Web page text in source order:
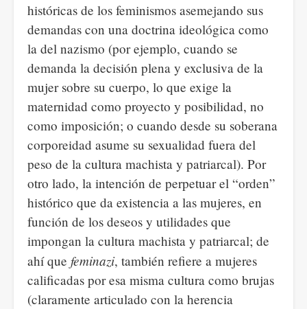
históricas de los feminismos asemejando sus
demandas con una doctrina ideológica como
la del nazismo (por ejemplo, cuando se
demanda la decisión plena y exclusiva de la
mujer sobre su cuerpo, lo que exige la
maternidad como proyecto y posibilidad, no
como imposición; o cuando desde su soberana
corporeidad asume su sexualidad fuera del
peso de la cultura machista y patriarcal). Por
otro lado, la intención de perpetuar el “orden”
histórico que da existencia a las mujeres, en
función de los deseos y utilidades que
impongan la cultura machista y patriarcal; de
ahí que feminazi, también refiere a mujeres
calificadas por esa misma cultura como brujas
(claramente articulado con la herencia